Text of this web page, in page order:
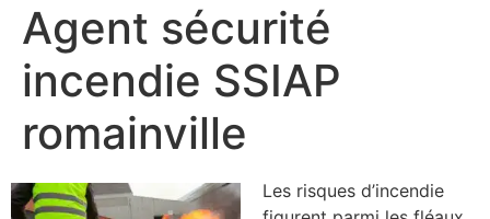
Agent sécurité
incendie SSIAP
romainville
Les risques d’incendie